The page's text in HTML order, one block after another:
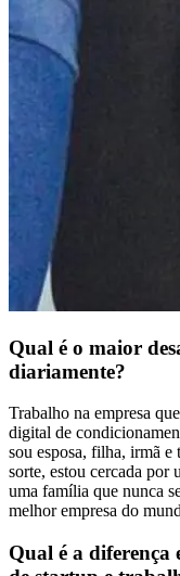
Qual é o maior
diariamente?
Trabalho na empresa
digital de
sou esposa, filha, irmã e
sorte, estou cercada por
uma família que nunca
melhor empresa do
Qual é a